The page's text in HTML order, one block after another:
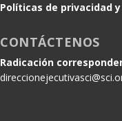
Políticas de privacidad
CONTÁCTENOS
Radicación